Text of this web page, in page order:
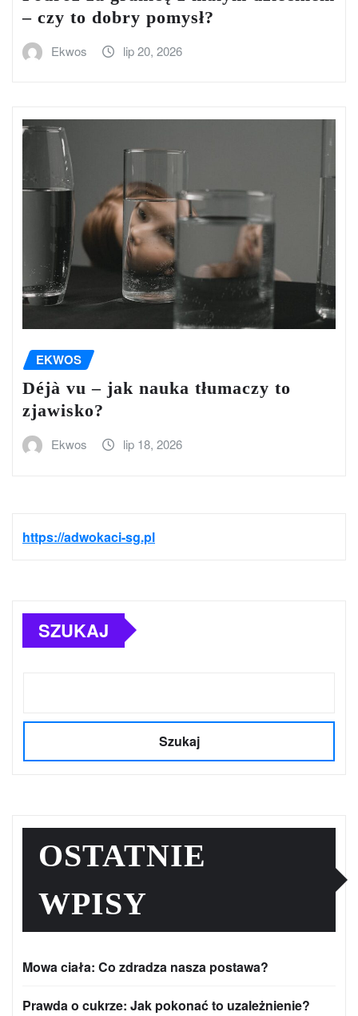
– czy to dobry pomysł?
Ekwos lip 20, 2026
EKWOS
Déjà vu – jak nauka tłumaczy to
zjawisko?
Ekwos lip 18, 2026
https://adwokaci-sg.pl
SZUKAJ
Szukaj
OSTATNIE
WPISY
Mowa ciała: Co zdradza nasza postawa?
Prawda o cukrze: Jak pokonać to uzależnienie?